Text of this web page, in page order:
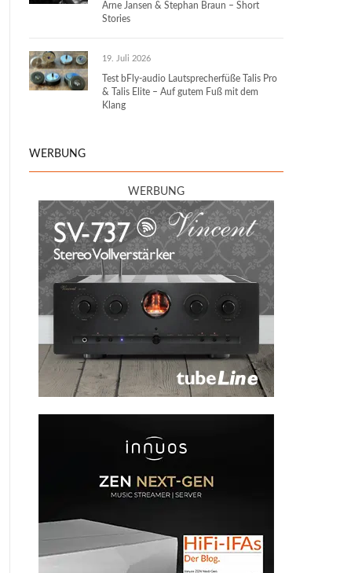
Arne Jansen & Stephan Braun – Short
Stories
19. Juli 2026
Test bFly-audio Lautsprecherfüße Talis Pro
& Talis Elite – Auf gutem Fuß mit dem
Klang
WERBUNG
WERBUNG